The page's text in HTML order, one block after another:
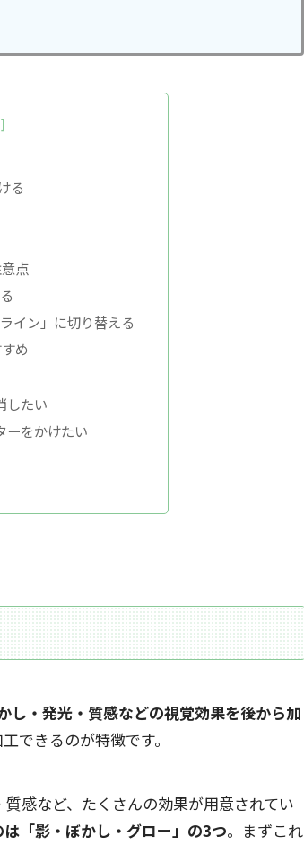
る
点
イン」に切り替える
め
したい
ーをかけたい
し・発光・質感などの視覚効果を後から加
できるのが特徴です。
感など、たくさんの効果が用意されてい
「影・ぼかし・グロー」の3つ。まずこれ